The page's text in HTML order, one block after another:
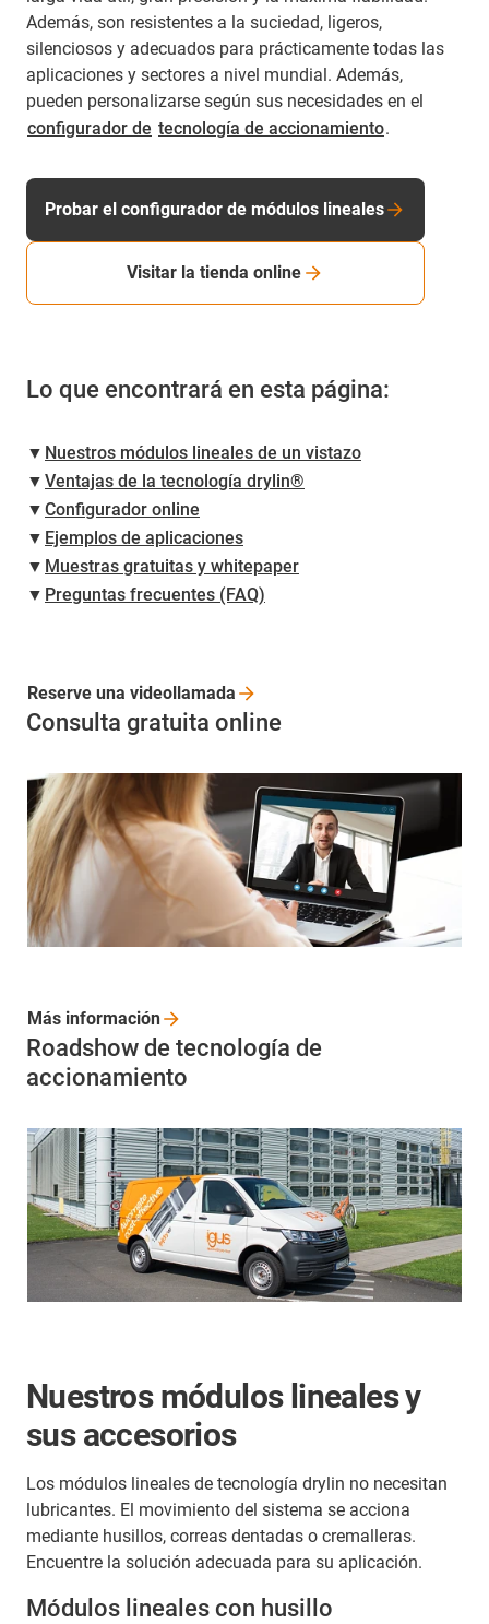
Además, son resistentes a la suciedad, ligeros,
silenciosos y adecuados para prácticamente todas las
aplicaciones y sectores a nivel mundial. Además,
pueden personalizarse según sus necesidades en el
configurador de tecnología de accionamiento.
Probar el configurador de módulos lineales
Visitar la tienda online
Lo que encontrará en esta página:
▼ Nuestros módulos lineales de un vistazo
▼ Ventajas de la tecnología drylin®
▼ Configurador online
▼ Ejemplos de aplicaciones
▼ Muestras gratuitas y whitepaper
▼ Preguntas frecuentes (FAQ)
Consulta gratuita online
Reserve una videollamada
Roadshow de tecnología de
accionamiento
Más información
Nuestros módulos lineales y
sus accesorios
Los módulos lineales de tecnología drylin no necesitan
lubricantes. El movimiento del sistema se acciona
mediante husillos, correas dentadas o cremalleras.
Encuentre la solución adecuada para su aplicación.
Módulos lineales con husillo